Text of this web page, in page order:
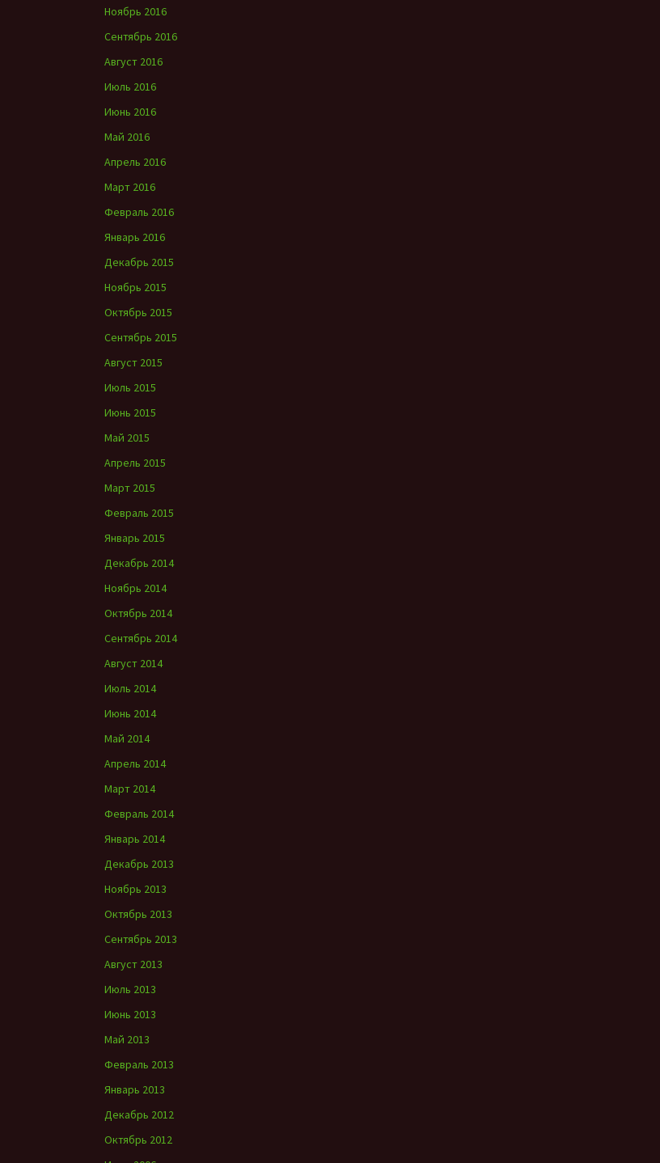
Ноябрь 2016
Сентябрь 2016
Август 2016
Июль 2016
Июнь 2016
Май 2016
Апрель 2016
Март 2016
Февраль 2016
Январь 2016
Декабрь 2015
Ноябрь 2015
Октябрь 2015
Сентябрь 2015
Август 2015
Июль 2015
Июнь 2015
Май 2015
Апрель 2015
Март 2015
Февраль 2015
Январь 2015
Декабрь 2014
Ноябрь 2014
Октябрь 2014
Сентябрь 2014
Август 2014
Июль 2014
Июнь 2014
Май 2014
Апрель 2014
Март 2014
Февраль 2014
Январь 2014
Декабрь 2013
Ноябрь 2013
Октябрь 2013
Сентябрь 2013
Август 2013
Июль 2013
Июнь 2013
Май 2013
Февраль 2013
Январь 2013
Декабрь 2012
Октябрь 2012